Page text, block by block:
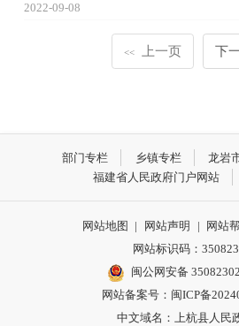
2022-09-08
<< 上一页 下
部门专栏 乡镇专栏
龙岩
福建省人民政府门户网站
网站地图 | 网站声明 | 网站
网站标识码：
闽公网安备
网站备案号： 闽ICP备
中文域名：上杭县人民